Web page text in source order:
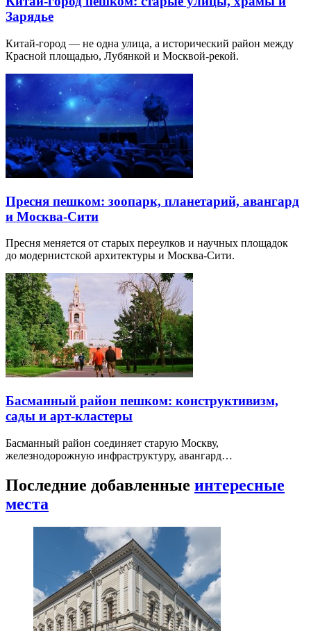
Зарядье
Китай-город — не одна улица, а исторический район между
Красной площадью, Лубянкой и Москвой-рекой.
Пресня пешком: зоопарк, планетарий, авангард
и Москва-Сити
Пресня меняется от старых переулков и научных площадок
до модернистской архитектуры и Москва-Сити.
Басманный район пешком: конструктивизм,
сады и арт-кластеры
Басманный район соединяет старую Москву,
железнодорожную инфраструктуру, авангард…
Последние добавленные интересные
места